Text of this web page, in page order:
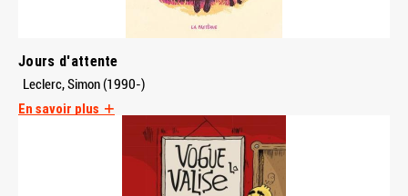
Jours d'attente
Leclerc, Simon (1990-)
En savoir plus